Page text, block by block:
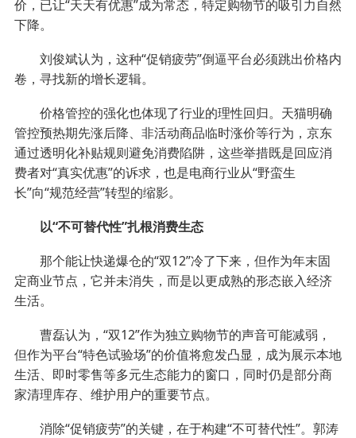
价，已让“天天有优惠”成为常态，特定购物节的吸引力自然
下降。
刘俊斌认为，这种“促销疲劳”倒逼平台必须跳出价格内
卷，寻找新的增长逻辑。
价格管控的强化也体现了行业的理性回归。天猫明确
管控预热期先涨后降、非活动商品临时涨价等行为，京东
通过透明化补贴规则避免消费陷阱，这些举措既是回应消
费者对“真实优惠”的诉求，也是电商行业从“野蛮生
长”向“规范经营”转型的缩影。
以“不可替代性”扎根消费生态
那个能让快递爆仓的“双12”冷了下来，但作为年末固
定商业节点，它并未消失，而是以更成熟的形态嵌入经济
生活。
曹磊认为，“双12”作为独立购物节的声音可能减弱，
但作为平台“特色试验场”的价值将愈发凸显，成为展示本地
生活、即时零售等多元生态能力的窗口，同时仍是部分商
家清理库存、维护用户的重要节点。
消除“促销疲劳”的关键，在于构建“不可替代性”。郭涛